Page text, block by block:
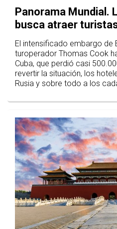
Panorama Mundial.
busca atraer
El intensificado embargo de
turoperador Thomas Cook
Cuba, que perdió casi
revertir la situación, los
Rusia y sobre todo a los